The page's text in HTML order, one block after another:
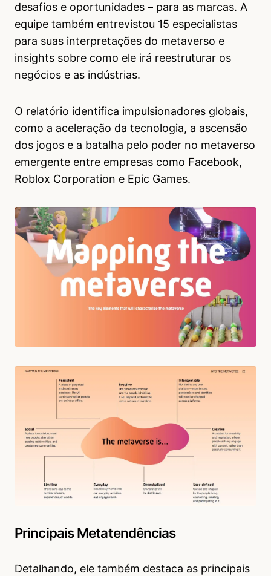
desafios e oportunidades – para as marcas. A
equipe também entrevistou 15 especialistas
para suas interpretações do metaverso e
insights sobre como ele irá reestruturar os
negócios e as indústrias.
O relatório identifica impulsionadores globais,
como a aceleração da tecnologia, a ascensão
dos jogos e a batalha pelo poder no metaverso
emergente entre empresas como Facebook,
Roblox Corporation e Epic Games.
Principais Metatendências
Detalhando, ele também destaca as principais